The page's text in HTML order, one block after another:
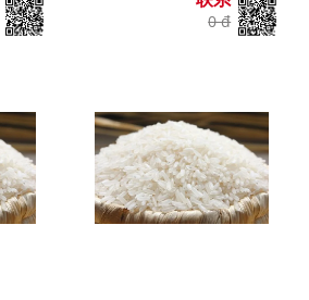
0 đ